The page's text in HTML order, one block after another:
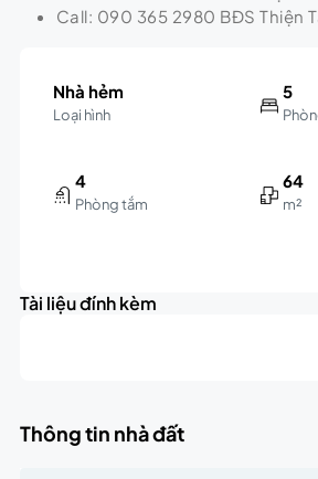
Call: 090 365 2980 BĐS Thiện
Nhà hẻm
Loại hình
5
4
Phòng tắm
64
m²
+
Tài liệu đính kèm
Thông tin nhà đất